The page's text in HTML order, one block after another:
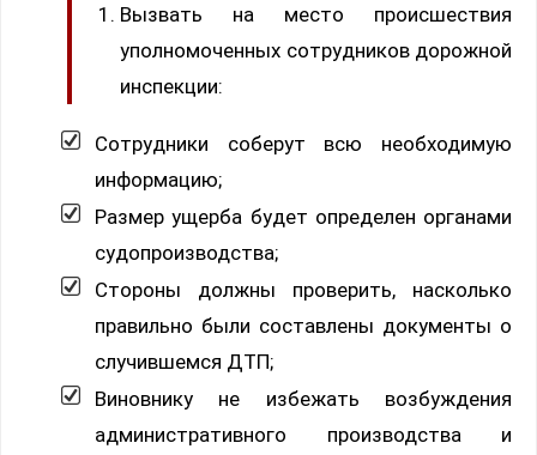
Вызвать на место происшествия
уполномоченных сотрудников дорожной
инспекции:
Сотрудники соберут всю необходимую
информацию;
Размер ущерба будет определен органами
судопроизводства;
Стороны должны проверить, насколько
правильно были составлены документы о
случившемся ДТП;
Виновнику не избежать возбуждения
административного производства и